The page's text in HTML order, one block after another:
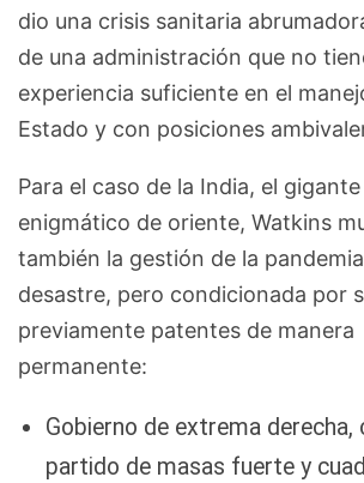
dio una crisis sanitaria
de una administración que no
experiencia suficiente en el
Estado y con posiciones
Para el caso de la India, el gigante
enigmático de oriente, Watkins
también la gestión de la
desastre, pero condicionada por
previamente patentes de manera
permanente:
Gobierno de extrema derecha,
partido de masas fuerte y